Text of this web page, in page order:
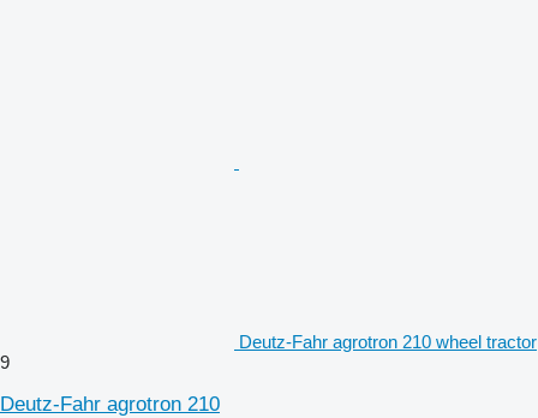
Deutz-Fahr agrotron 210 wheel tractor
9
Deutz-Fahr agrotron 210